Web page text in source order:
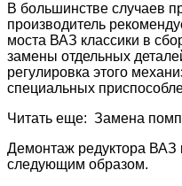
В большинстве случаев
производитель
моста ВАЗ классики в
замены отдельных
регулировка этого
специальных
Читать еще: Замена
Демонтаж редуктора ВАЗ
следующим образом.